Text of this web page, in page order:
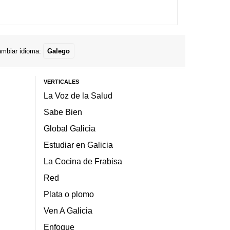
idioma: Galego
VERTICALES
La Voz de la Salud
Sabe Bien
Global Galicia
Estudiar en Galicia
La Cocina de Frabisa
Red
Plata o plomo
Ven A Galicia
Enfoque